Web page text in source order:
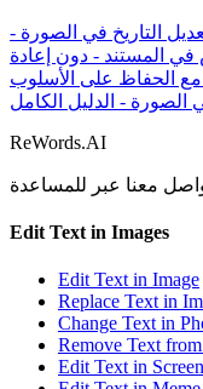
التاريخ في الصورة -
في المستند - دون إعادة
الحفاظ على الأسلوب
الصورة - الدليل الكامل
ReWords.AI
معنا عبر
Edit Text in Images
Edit Text in Image
Replace Text in
Change Text in
Remove Text
Edit Text in